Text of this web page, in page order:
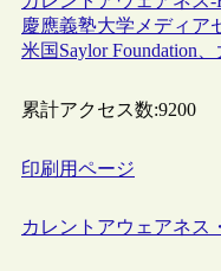
慶應義塾大学メディア
米国Saylor Foundation
累計アクセス数:9200
印刷用ページ
カレントアウェアネス